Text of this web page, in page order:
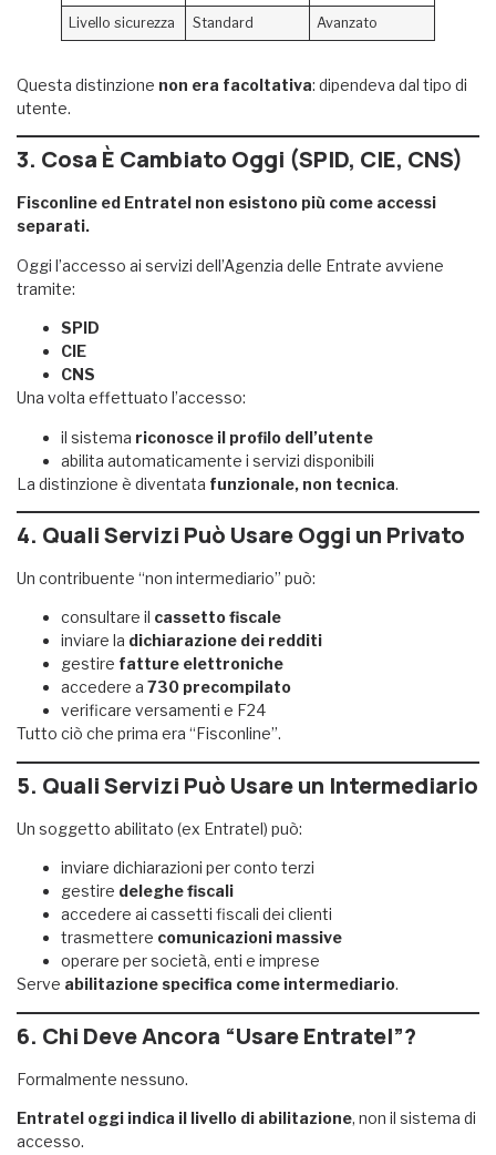
Livello sicurezza Standard Avanzato
Questa distinzione non era facoltativa: dipendeva dal tipo di
utente.
3. Cosa È Cambiato Oggi (SPID, CIE, CNS)
Fisconline ed Entratel non esistono più come accessi
separati.
Oggi l’accesso ai servizi dell’Agenzia delle Entrate avviene
tramite:
SPID
CIE
CNS
Una volta effettuato l’accesso:
il sistema riconosce il profilo dell’utente
abilita automaticamente i servizi disponibili
La distinzione è diventata funzionale, non tecnica.
4. Quali Servizi Può Usare Oggi un Privato
Un contribuente “non intermediario” può:
consultare il cassetto fiscale
inviare la dichiarazione dei redditi
gestire fatture elettroniche
accedere a 730 precompilato
verificare versamenti e F24
Tutto ciò che prima era “Fisconline”.
5. Quali Servizi Può Usare un Intermediario
Un soggetto abilitato (ex Entratel) può:
inviare dichiarazioni per conto terzi
gestire deleghe fiscali
accedere ai cassetti fiscali dei clienti
trasmettere comunicazioni massive
operare per società, enti e imprese
Serve abilitazione specifica come intermediario.
6. Chi Deve Ancora “Usare Entratel”?
Formalmente nessuno.
Entratel oggi indica il livello di abilitazione, non il sistema di
accesso.